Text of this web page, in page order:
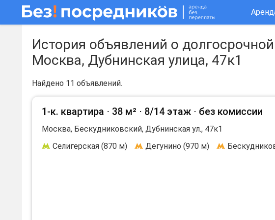
История объявлений о
Москва, Дубнинская улица, 47к1
Найдено 11 объявлений.
1-к. квартира ⋅ 38 м² ⋅ 8/14 этаж ⋅ без комиссии
Москва, Бескудниковский, Дубнинская ул., 47к1
Селигерская (870 м)
Дегунино (970 м)